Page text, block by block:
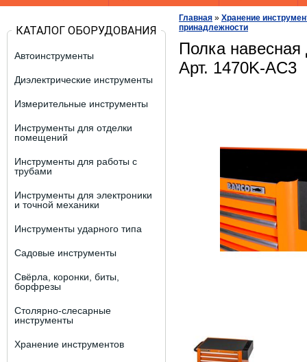
КАТАЛОГ ОБОРУДОВАНИЯ
Автоинструменты
Диэлектрические инструменты
Измерительные инструменты
Инструменты для отделки
помещений
Инструменты для работы с
трубами
Инструменты для электроники
и точной механики
Инструменты ударного типа
Садовые инструменты
Свёрла, коронки, биты,
борфрезы
Столярно-слесарные
инструменты
Хранение инструментов
Главная » Хранение
принадлежности
Полка
Арт. 1470K-AC3